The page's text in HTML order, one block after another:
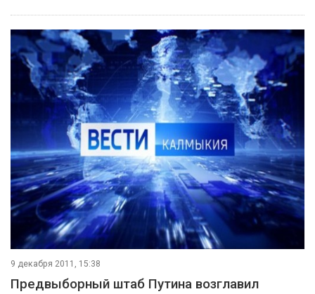
9 декабря 2011, 15:38
Предвыборный штаб Путина возглавил